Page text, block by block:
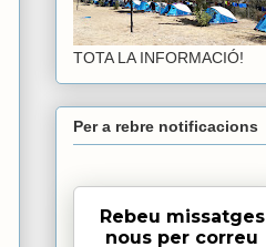
TOTA LA INFORMACIÓ!
Per a rebre notificacions
Rebeu missatges
nous per correu